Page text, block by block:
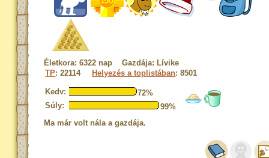
Életkora: 6322 nap Gazdája: Lívike
TP: 22114 Helyezés a toplistában: 8501
Kedv:
72%
Súly:
99%
Ma már volt nála a gazdája.